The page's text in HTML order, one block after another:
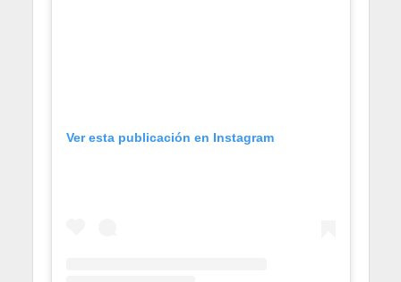
Ver esta publicación en Instagram